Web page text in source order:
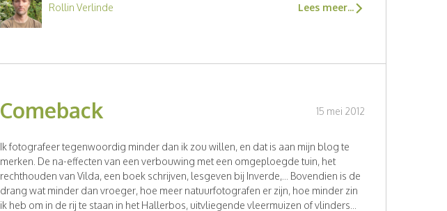
Rollin Verlinde Lees meer...
Comeback 15 mei 2012
Ik fotografeer tegenwoordig minder dan ik zou willen, en dat is aan mijn blog te
merken. De na-effecten van een verbouwing met een omgeploegde tuin, het
rechthouden van Vilda, een boek schrijven, lesgeven bij Inverde,... Bovendien is de
drang wat minder dan vroeger, hoe meer natuurfotografen er zijn, hoe minder zin
ik heb om in de rij te staan in het Hallerbos, uitvliegende vleermuizen of vlinders...